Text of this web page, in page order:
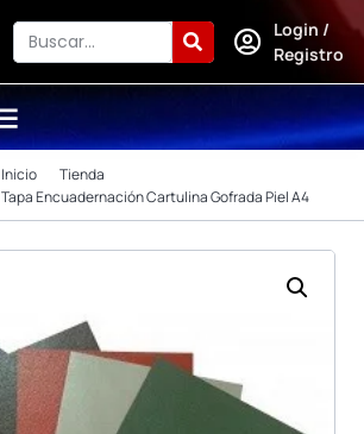
Login /
Registro
Inicio
Tienda
Tapa Encuadernación Cartulina Gofrada Piel A4